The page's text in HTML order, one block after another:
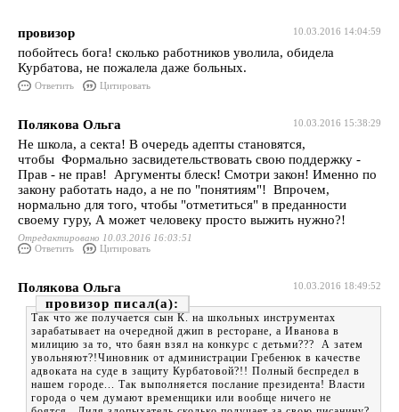
10.03.2016 14:04:59
провизор
побойтесь бога! сколько работников уволила, обидела
Курбатова, не пожалела даже больных.
Ответить Цитировать
10.03.2016 15:38:29
Полякова Ольга
Не школа, а секта! В очередь адепты становятся,
чтобы Формально засвидетельствовать свою поддержку -
Прав - не прав! Аргументы блеск! Смотри закон! Именно по
закону работать надо, а не по "понятиям"! Впрочем,
нормально для того, чтобы "отметиться" в преданности
своему гуру, А может человеку просто выжить нужно?!
Отредактировано 10.03.2016 16:03:51
Ответить
Цитировать
10.03.2016 18:49:52
Полякова Ольга
провизор
Так что же получается сын К. на школьных инструментах
зарабатывает на очередной джип в ресторане, а Иванова в
милицию за то, что баян взял на конкурс с детьми??? А затем
увольняют?!Чиновник от администрации Гребенюк в качестве
адвоката на суде в защиту Курбатовой?!! Полный беспредел в
нашем городе... Так выполняется послание президента! Власти
города о чем думают временщики или вообще ничего не